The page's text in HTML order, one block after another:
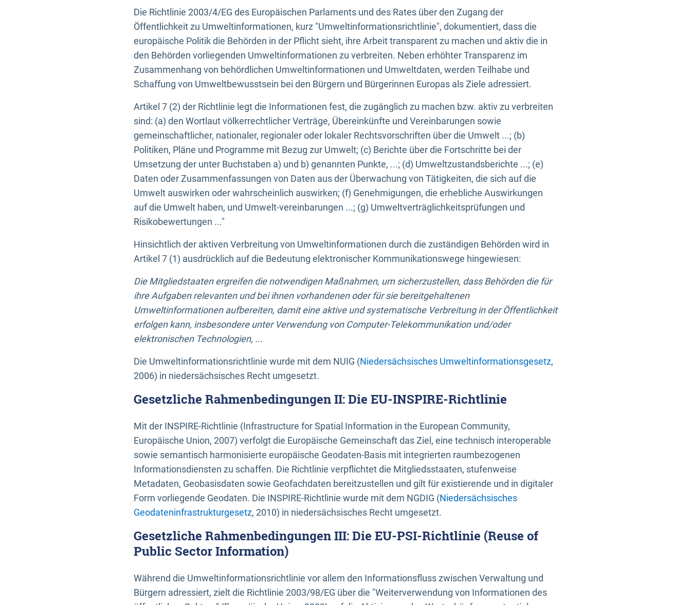
Die Richtlinie 2003/4/EG des Europäischen Parlaments und des Rates über den Zugang der
Öffentlichkeit zu Umweltinformationen, kurz "Umweltinformationsrichtlinie", dokumentiert, dass die
europäische Politik die Behörden in der Pflicht sieht, ihre Arbeit transparent zu machen und aktiv die in
den Behörden vorliegenden Umweltinformationen zu verbreiten. Neben erhöhter Transparenz im
Zusammenhang von behördlichen Umweltinformationen und Umweltdaten, werden Teilhabe und
Schaffung von Umweltbewusstsein bei den Bürgern und Bürgerinnen Europas als Ziele adressiert.
Artikel 7 (2) der Richtlinie legt die Informationen fest, die zugänglich zu machen bzw. aktiv zu verbreiten
sind: (a) den Wortlaut völkerrechtlicher Verträge, Übereinkünfte und Vereinbarungen sowie
gemeinschaftlicher, nationaler, regionaler oder lokaler Rechtsvorschriften über die Umwelt ...; (b)
Politiken, Pläne und Programme mit Bezug zur Umwelt; (c) Berichte über die Fortschritte bei der
Umsetzung der unter Buchstaben a) und b) genannten Punkte, ...; (d) Umweltzustandsberichte ...; (e)
Daten oder Zusammenfassungen von Daten aus der Überwachung von Tätigkeiten, die sich auf die
Umwelt auswirken oder wahrscheinlich auswirken; (f) Genehmigungen, die erhebliche Auswirkungen
auf die Umwelt haben, und Umwelt-vereinbarungen ...; (g) Umweltverträglichkeitsprüfungen und
Risikobewertungen ..."
Hinsichtlich der aktiven Verbreitung von Umweltinformationen durch die zuständigen Behörden wird in
Artikel 7 (1) ausdrücklich auf die Bedeutung elektronischer Kommunikationswege hingewiesen:
Die Mitgliedstaaten ergreifen die notwendigen Maßnahmen, um sicherzustellen, dass Behörden die für
ihre Aufgaben relevanten und bei ihnen vorhandenen oder für sie bereitgehaltenen
Umweltinformationen aufbereiten, damit eine aktive und systematische Verbreitung in der Öffentlichkeit
erfolgen kann, insbesondere unter Verwendung von Computer-Telekommunikation und/oder
elektronischen Technologien, ...
Die Umweltinformationsrichtlinie wurde mit dem NUIG (Niedersächsisches Umweltinformationsgesetz,
2006) in niedersächsisches Recht umgesetzt.
Gesetzliche Rahmenbedingungen II: Die EU-INSPIRE-Richtlinie
Mit der INSPIRE-Richtlinie (Infrastructure for Spatial Information in the European Community,
Europäische Union, 2007) verfolgt die Europäische Gemeinschaft das Ziel, eine technisch interoperable
sowie semantisch harmonisierte europäische Geodaten-Basis mit integrierten raumbezogenen
Informationsdiensten zu schaffen. Die Richtlinie verpflichtet die Mitgliedsstaaten, stufenweise
Metadaten, Geobasisdaten sowie Geofachdaten bereitzustellen und gilt für existierende und in digitaler
Form vorliegende Geodaten. Die INSPIRE-Richtlinie wurde mit dem NGDIG (Niedersächsisches
Geodateninfrastrukturgesetz, 2010) in niedersächsisches Recht umgesetzt.
Gesetzliche Rahmenbedingungen III: Die EU-PSI-Richtlinie (Reuse of
Public Sector Information)
Während die Umweltinformationsrichtlinie vor allem den Informationsfluss zwischen Verwaltung und
Bürgern adressiert, zielt die Richtlinie 2003/98/EG über die "Weiterverwendung von Informationen des